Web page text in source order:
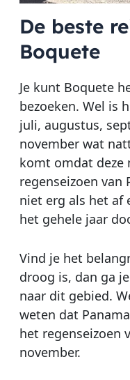
De beste
Boquete
Je kunt Boquete
bezoeken. Wel is
juli, augustus,
november wat
komt omdat deze
regenseizoen van
niet erg als het af
het gehele jaar
Vind je het
droog is, dan ga
naar dit gebied.
weten dat
het regenseizoen
november.